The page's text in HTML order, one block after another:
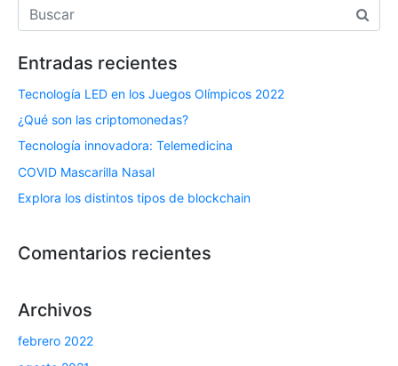
*
Entradas recientes
Tecnología LED en los Juegos Olímpicos 2022
¿Qué son las criptomonedas?
Tecnología innovadora: Telemedicina
COVID Mascarilla Nasal
Explora los distintos tipos de blockchain
Comentarios recientes
Archivos
febrero 2022